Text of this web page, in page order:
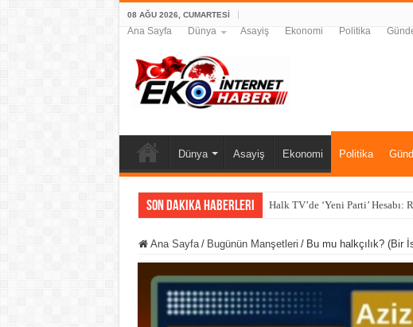
08 AĞU 2026, CUMARTESI
Ana Sayfa Dünya Asayiş Ekonomi Politika
Dünya Asayiş Ekonomi Politika
Son Dakika Haberleri Halk TV’de ‘Yeni Parti’ Hesabı:
Ana Sayfa / Bugünün Manşetleri / Bu mu halkçılık? (Bir